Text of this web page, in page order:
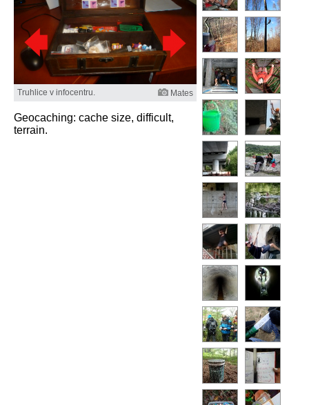
Truhlice v infocentru. Mates
Geocaching: cache size, difficult,
terrain.